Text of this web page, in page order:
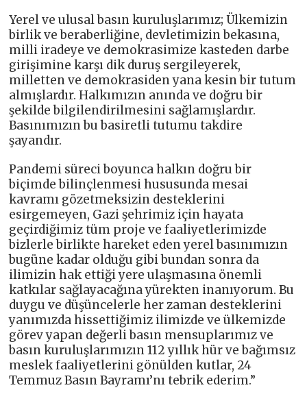
Yerel ve ulusal basın kuruluşlarımız; Ülkemizin
birlik ve beraberliğine, devletimizin bekasına,
milli iradeye ve demokrasimize kasteden darbe
girişimine karşı dik duruş sergileyerek,
milletten ve demokrasiden yana kesin bir tutum
almışlardır. Halkımızın anında ve doğru bir
şekilde bilgilendirilmesini sağlamışlardır.
Basınımızın bu basiretli tutumu takdire
şayandır.
Pandemi süreci boyunca halkın doğru bir
biçimde bilinçlenmesi hususunda mesai
kavramı gözetmeksizin desteklerini
esirgemeyen, Gazi şehrimiz için hayata
geçirdiğimiz tüm proje ve faaliyetlerimizde
bizlerle birlikte hareket eden yerel basınımızın
bugüne kadar olduğu gibi bundan sonra da
ilimizin hak ettiği yere ulaşmasına önemli
katkılar sağlayacağına yürekten inanıyorum. Bu
duygu ve düşüncelerle her zaman desteklerini
yanımızda hissettiğimiz ilimizde ve ülkemizde
görev yapan değerli basın mensuplarımız ve
basın kuruluşlarımızın 112 yıllık hür ve bağımsız
meslek faaliyetlerini gönülden kutlar, 24
Temmuz Basın Bayramı’nı tebrik ederim.”